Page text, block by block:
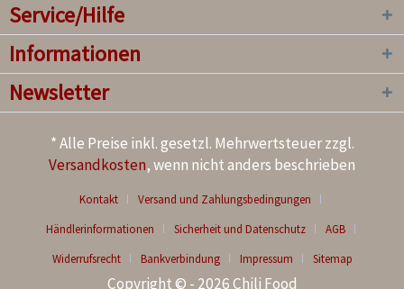
Service/Hilfe
Informationen
Newsletter
* Alle Preise inkl. gesetzl. Mehrwertsteuer zzgl.
Versandkosten, wenn nicht anders beschrieben
Kontakt
Versand und Zahlungsbedingungen
Händlerinformationen
Sicherheit und Datenschutz
AGB
Widerrufsrecht
Bankverbindung Impressum Sitemap
Copyright © - 2026 Chili Food